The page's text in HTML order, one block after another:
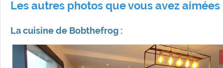
Les autres photos que vous avez aimées
La cuisine de Bobthefrog :